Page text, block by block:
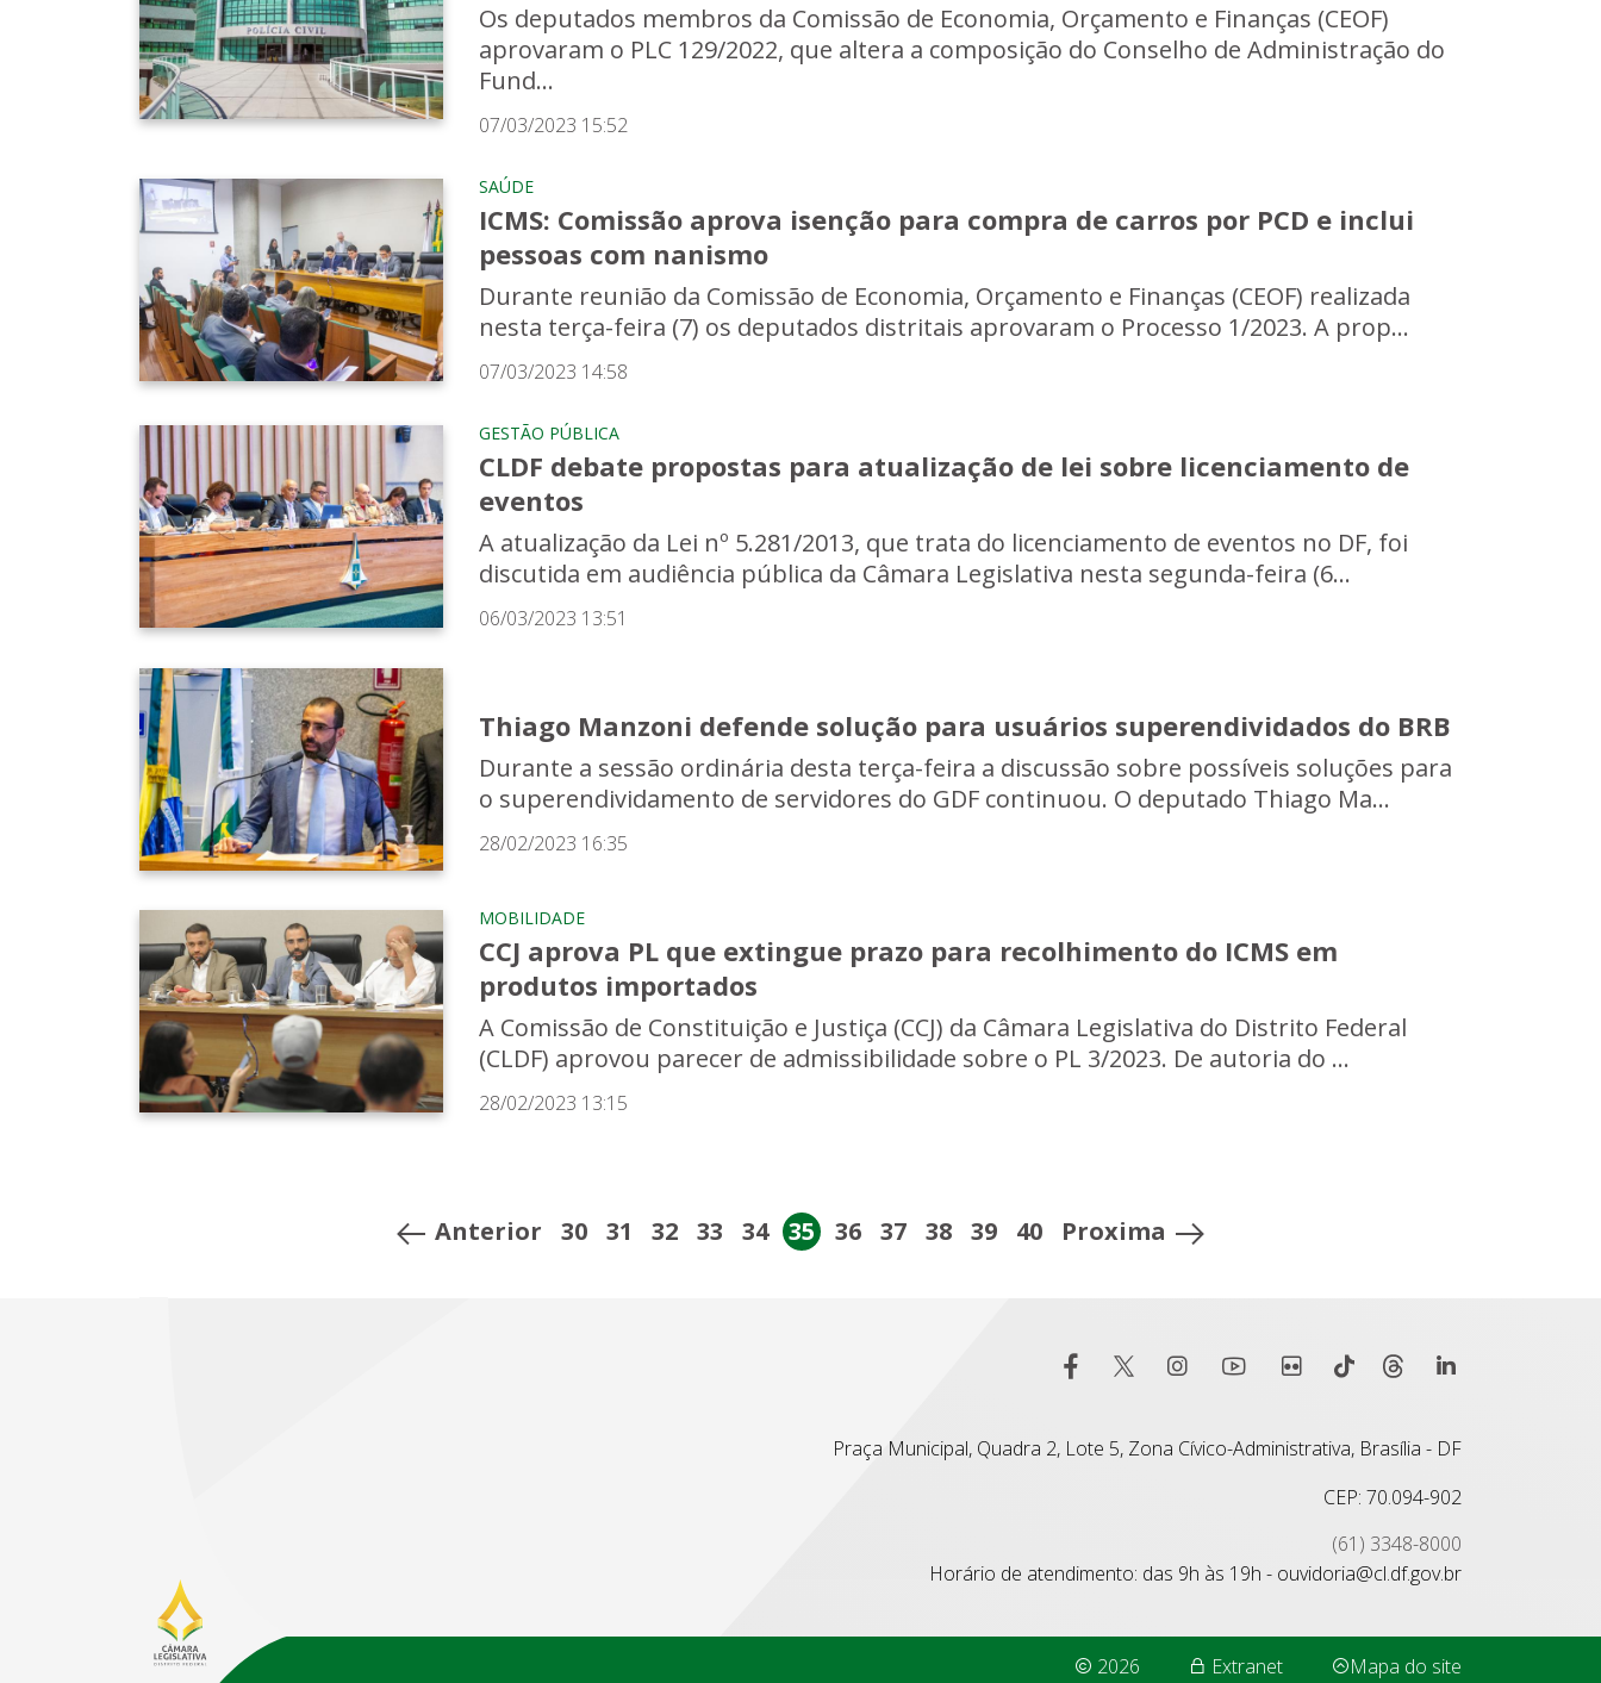
Os deputados membros da Comissão de Economia, Orçamento e Finanças (CEOF)
aprovaram o PLC 129/2022, que altera a composição do Conselho de Administração do
Fund...
07/03/2023 15:52
SAÚDE
ICMS: Comissão aprova isenção para compra de carros por PCD e inclui
pessoas com nanismo
Durante reunião da Comissão de Economia, Orçamento e Finanças (CEOF) realizada
nesta terça-feira (7) os deputados distritais aprovaram o Processo 1/2023. A prop...
07/03/2023 14:58
GESTÃO PÚBLICA
CLDF debate propostas para atualização de lei sobre licenciamento de
eventos
A atualização da Lei nº 5.281/2013, que trata do licenciamento de eventos no DF, foi
discutida em audiência pública da Câmara Legislativa nesta segunda-feira (6...
06/03/2023 13:51
Thiago Manzoni defende solução para usuários superendividados do BRB
Durante a sessão ordinária desta terça-feira a discussão sobre possíveis soluções para
o superendividamento de servidores do GDF continuou. O deputado Thiago Ma...
28/02/2023 16:35
MOBILIDADE
CCJ aprova PL que extingue prazo para recolhimento do ICMS em
produtos importados
A Comissão de Constituição e Justiça (CCJ) da Câmara Legislativa do Distrito Federal
(CLDF) aprovou parecer de admissibilidade sobre o PL 3/2023. De autoria do ...
28/02/2023 13:15
Anterior 30 31 32 33 34 35 36 37 38 39 40 Proxima
Praça Municipal, Quadra 2, Lote 5, Zona Cívico-Administrativa, Brasília - DF
CEP: 70.094-902
(61) 3348-8000
Horário de atendimento: das 9h às 19h - ouvidoria@cl.df.gov.br
2026 Extranet Mapa do site